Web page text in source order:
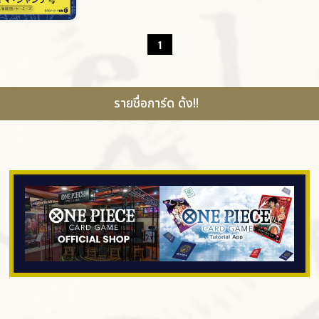
1
รายชื่อการ์ด ด้ง!!